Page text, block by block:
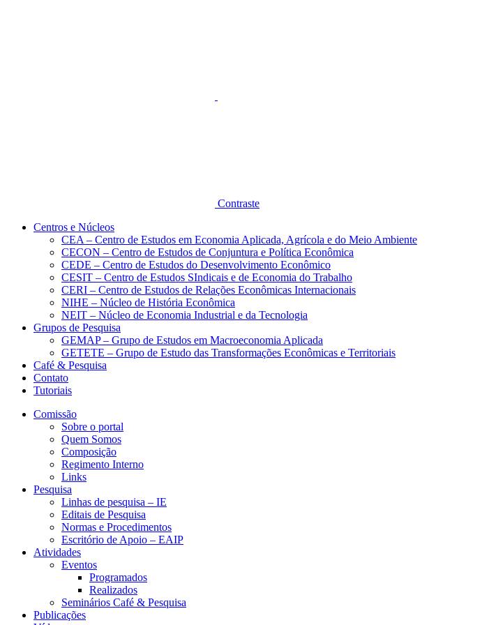
Contraste
Centros e Núcleos
CEA – Centro de Estudos em Economia Aplicada, Agrícola e do Meio Ambiente
CECON – Centro de Estudos de Conjuntura e Política Econômica
CEDE – Centro de Estudos do Desenvolvimento Econômico
CESIT – Centro de Estudos SIndicais e de Economia do Trabalho
CERI – Centro de Estudos de Relações Econômicas Internacionais
NIHE – Núcleo de História Econômica
NEIT – Núcleo de Economia Industrial e da Tecnologia
Grupos de Pesquisa
GEMAP – Grupo de Estudos em Macroeconomia Aplicada
GETETE – Grupo de Estudo das Transformações Econômicas e Territoriais
Café & Pesquisa
Contato
Tutoriais
Comissão
Sobre o portal
Quem Somos
Composição
Regimento Interno
Links
Pesquisa
Linhas de pesquisa – IE
Editais de Pesquisa
Normas e Procedimentos
Escritório de Apoio – EAIP
Atividades
Eventos
Programados
Realizados
Seminários Café & Pesquisa
Publicações